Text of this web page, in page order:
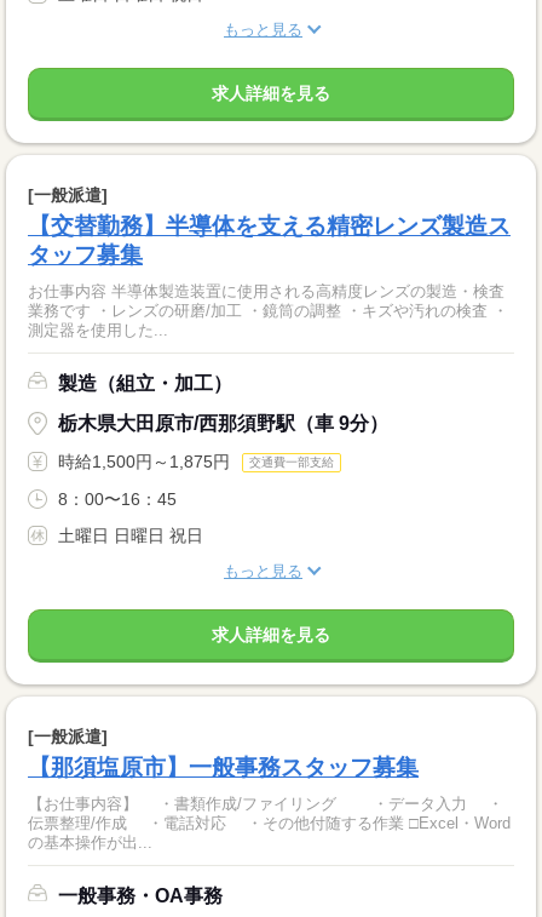
もっと見る
求人詳細を見る
[一般派遣]
【交替勤務】半導体を支える精密レンズ製造ス
タッフ募集
お仕事内容 半導体製造装置に使用される高精度レンズの製造・検査
業務です ・レンズの研磨/加工 ・鏡筒の調整 ・キズや汚れの検査 ・
測定器を使用した...
製造（組立・加工）
栃木県大田原市/西那須野駅（車 9分）
時給1,500円～1,875円 交通費一部支給
8：00〜16：45
土曜日 日曜日 祝日
もっと見る
求人詳細を見る
[一般派遣]
【那須塩原市】一般事務スタッフ募集
【お仕事内容】 ・書類作成/ファイリング ・データ入力 ・
伝票整理/作成 ・電話対応 ・その他付随する作業 □Excel・Word
の基本操作が出...
一般事務・OA事務